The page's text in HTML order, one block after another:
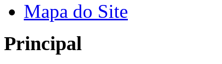
Mapa do Site
Principal